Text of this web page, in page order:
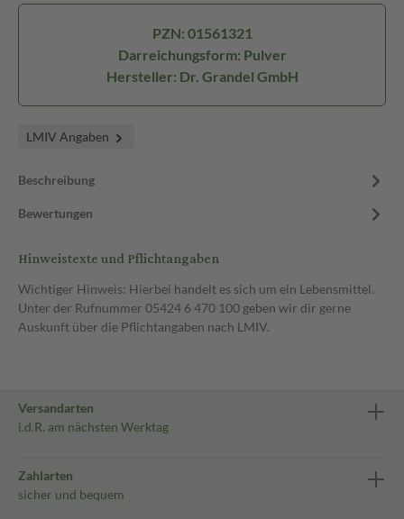
PZN: 01561321
Darreichungsform: Pulver
Hersteller: Dr. Grandel GmbH
LMIV Angaben
Beschreibung
Bewertungen
Hinweistexte und Pflichtangaben
Wichtiger Hinweis: Hierbei handelt es sich um ein Lebensmittel.
Unter der Rufnummer 05424 6 470 100 geben wir dir gerne
Auskunft über die Pflichtangaben nach LMIV.
Versandarten
i.d.R. am nächsten Werktag
Zahlarten
sicher und bequem